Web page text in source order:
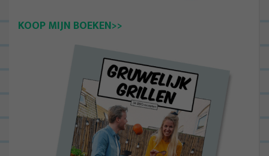
KOOP MIJN BOEKEN>>